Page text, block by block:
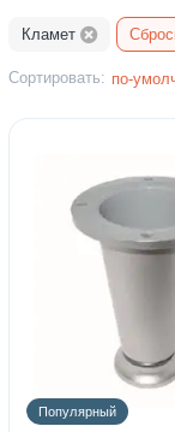
Кламет
Сортировать: по-
Популярный